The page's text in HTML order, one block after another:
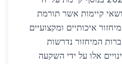
קיימות אשר תורמת
איכותיים ומקצועיים
המיחזור נדרשות
אלו על ידי השקעה